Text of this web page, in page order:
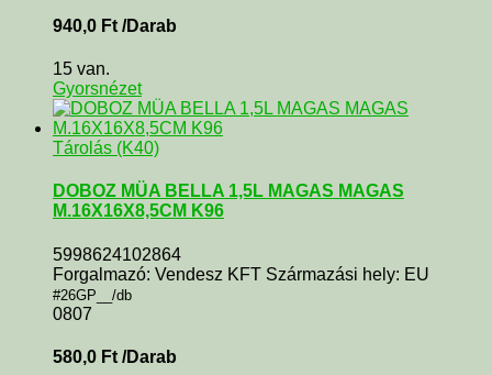
940,0 Ft /Darab
15 van.
Gyorsnézet
Tárolás (K40)
DOBOZ MÜA BELLA 1,5L MAGAS MAGAS
M.16X16X8,5CM K96
5998624102864
Forgalmazó: Vendesz KFT Származási hely: EU
#26GP__/db
0807
580,0 Ft /Darab